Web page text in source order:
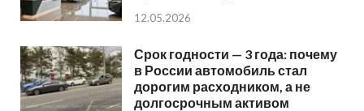
12.05.2026
Срок годности — 3 года: почему
в России автомобиль стал
дорогим расходником, а не
долгосрочным активом